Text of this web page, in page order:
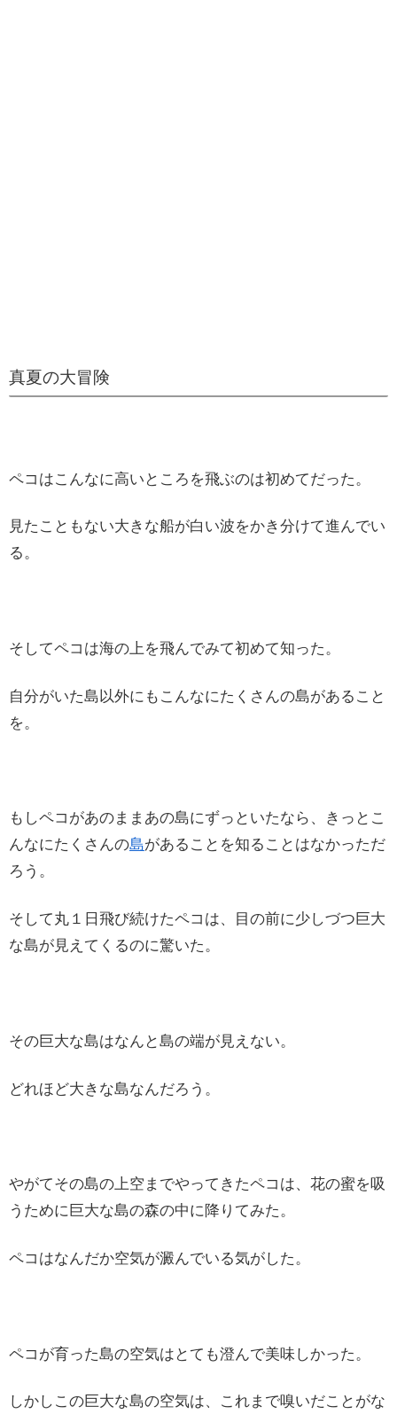
真夏の大冒険
ペコはこんなに高いところを飛ぶのは初めてだった。
見たこともない大きな船が白い波をかき分けて進んでい
る。
そしてペコは海の上を飛んでみて初めて知った。
自分がいた島以外にもこんなにたくさんの島があること
を。
もしペコがあのままあの島にずっといたなら、きっとこ
んなにたくさんの島があることを知ることはなかっただ
ろう。
そして丸１日飛び続けたペコは、目の前に少しづつ巨大
な島が見えてくるのに驚いた。
その巨大な島はなんと島の端が見えない。
どれほど大きな島なんだろう。
やがてその島の上空までやってきたペコは、花の蜜を吸
うために巨大な島の森の中に降りてみた。
ペコはなんだか空気が澱んでいる気がした。
ペコが育った島の空気はとても澄んで美味しかった。
しかしこの巨大な島の空気は、これまで嗅いだことがな